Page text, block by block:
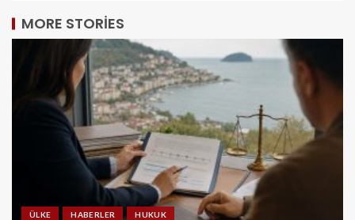
MORE STORIES
ÜLKE HABERLER HUKUK